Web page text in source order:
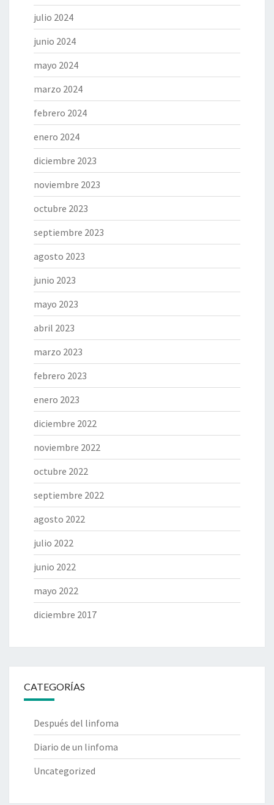
julio 2024
junio 2024
mayo 2024
marzo 2024
febrero 2024
enero 2024
diciembre 2023
noviembre 2023
octubre 2023
septiembre 2023
agosto 2023
junio 2023
mayo 2023
abril 2023
marzo 2023
febrero 2023
enero 2023
diciembre 2022
noviembre 2022
octubre 2022
septiembre 2022
agosto 2022
julio 2022
junio 2022
mayo 2022
diciembre 2017
CATEGORÍAS
Después del linfoma
Diario de un linfoma
Uncategorized